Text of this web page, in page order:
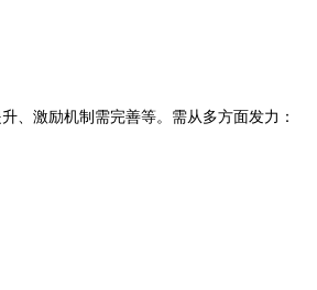
、激励机制需完善等。需从多方面发力：